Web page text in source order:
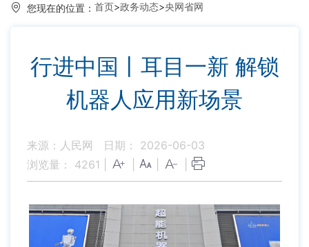
您现在的位置： 首页>政务动态>央网省网
行进中国丨耳目一新 解锁
机器人应用新场景
来源：人民网
日期： 2026-06-03
浏览量： 4261